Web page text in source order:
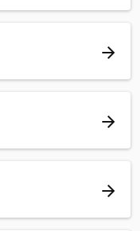
arrow_forward
arrow_forward
arrow_forward